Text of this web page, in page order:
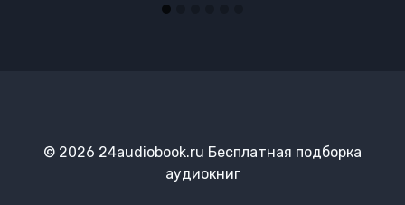
© 2026 24audiobook.ru Бесплатная подборка
аудиокниг